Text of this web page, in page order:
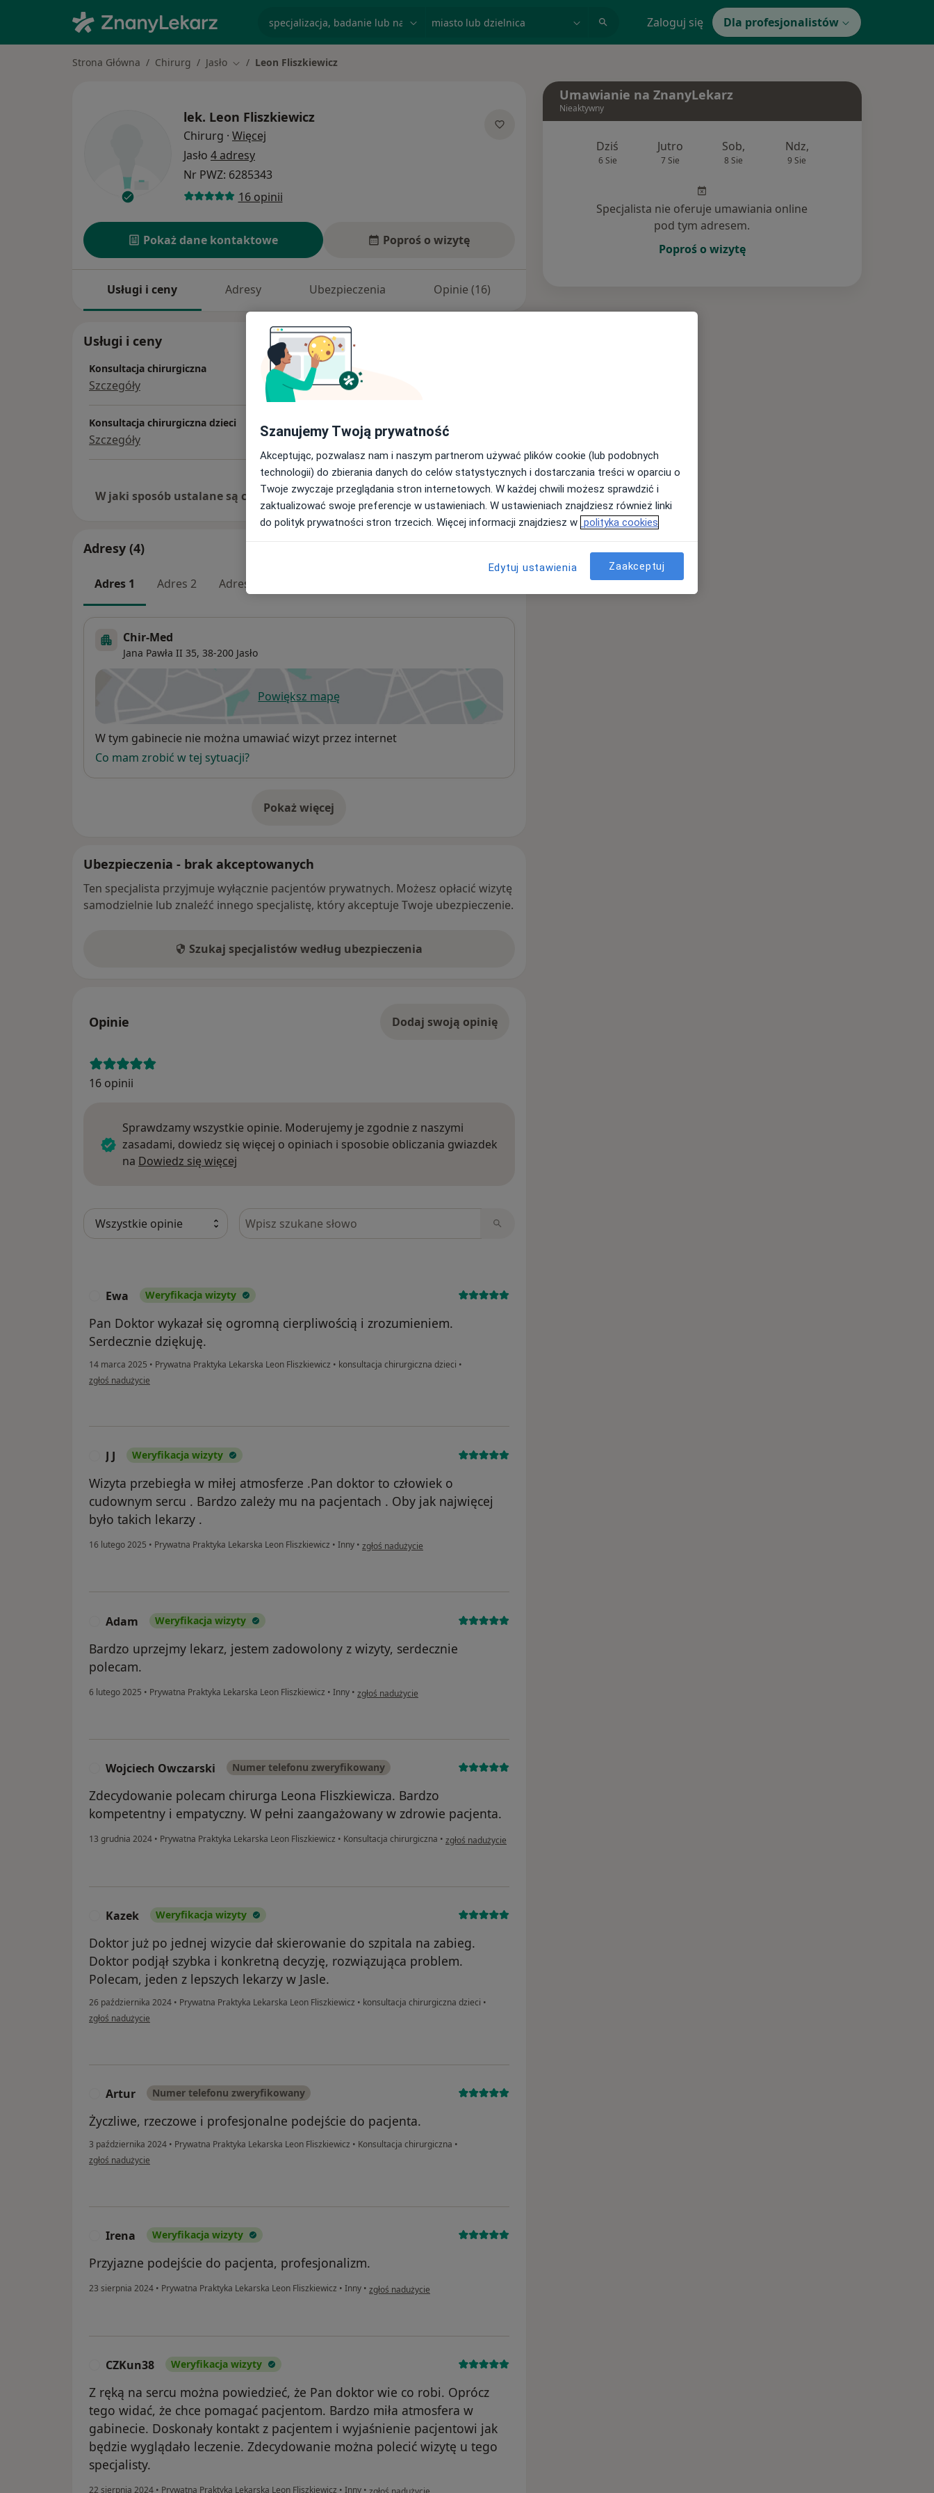
Zaloguj się Dla profesjonalistów
Strona Główna Chirurg Jasło Zmień miasto
Leon Fliszkiewicz
lek. Leon Fliszkiewicz
Chirurg · Więcej
Jasło 4 adresy
Nr PWZ: 6285343
16 opinii
Pokaż dane kontaktowe Poproś o wizytę
Usługi i ceny Adresy Ubezpieczenia Opinie (16)
Usługi i ceny
Konsultacja chirurgiczna
Szczegóły
Konsultacja chirurgiczna dzieci
Szczegóły
W jaki sposób ustalane są ceny?
Adresy (4)
Adres 1 Adres 2 Adres 3
Chir-Med
Jana Pawła II 35, 38-200 Jasło
Powiększ mapęotwiera się w nowej karcie
Dostępność
W tym gabinecie nie można umawiać wizyt przez internet
Co mam zrobić w tej sytuacji?
Pokaż więcej
o adresie
Ubezpieczenia - brak akceptowanych
Ten specjalista przyjmuje wyłącznie pacjentów prywatnych. Możesz opłacić wizytę
samodzielnie lub znaleźć innego specjalistę, który akceptuje Twoje ubezpieczenie.
Szukaj specjalistów według ubezpieczenia
Opinie Dodaj swoją opinię
16 opinii
Sprawdzamy wszystkie opinie. Moderujemy je zgodnie z naszymi
zasadami, dowiedz się więcej o opiniach i sposobie obliczania gwiazdek
na Dowiedz się więcej
Szukaj w opiniach
Ewa Weryfikacja wizyty
Pan Doktor wykazał się ogromną cierpliwością i zrozumieniem.
Serdecznie dziękuję.
14 marca 2025 • Prywatna Praktyka Lekarska Leon Fliszkiewicz • konsultacja chirurgiczna dzieci •
w opinii użytkownika Ewa
zgłoś nadużycie
J J Weryfikacja wizyty
Wizyta przebiegła w miłej atmosferze .Pan doktor to człowiek o
cudownym sercu . Bardzo zależy mu na pacjentach . Oby jak najwięcej
było takich lekarzy .
16 lutego 2025 • Prywatna Praktyka Lekarska Leon Fliszkiewicz • Inny • w opinii użytkownika J J
zgłoś nadużycie
Adam Weryfikacja wizyty
Bardzo uprzejmy lekarz, jestem zadowolony z wizyty, serdecznie
polecam.
6 lutego 2025 • Prywatna Praktyka Lekarska Leon Fliszkiewicz • Inny • w opinii użytkownika Adam
zgłoś nadużycie
Wojciech Owczarski Numer telefonu zweryfikowany
Zdecydowanie polecam chirurga Leona Fliszkiewicza. Bardzo
kompetentny i empatyczny. W pełni zaangażowany w zdrowie pacjenta.
13 grudnia 2024 • Prywatna Praktyka Lekarska Leon Fliszkiewicz • Konsultacja chirurgiczna • w opinii użytkownika Wojciech Owczarski
zgłoś nadużycie
Kazek Weryfikacja wizyty
Doktor już po jednej wizycie dał skierowanie do szpitala na zabieg.
Doktor podjął szybka i konkretną decyzję, rozwiązująca problem.
Polecam, jeden z lepszych lekarzy w Jasle.
26 października 2024 • Prywatna Praktyka Lekarska Leon Fliszkiewicz • konsultacja chirurgiczna dzieci •
w opinii użytkownika Kazek
zgłoś nadużycie
Artur Numer telefonu zweryfikowany
Życzliwe, rzeczowe i profesjonalne podejście do pacjenta.
3 października 2024 • Prywatna Praktyka Lekarska Leon Fliszkiewicz • Konsultacja chirurgiczna •
w opinii użytkownika Artur
zgłoś nadużycie
Irena Weryfikacja wizyty
Przyjazne podejście do pacjenta, profesjonalizm.
23 sierpnia 2024 • Prywatna Praktyka Lekarska Leon Fliszkiewicz • Inny • w opinii użytkownika Irena
zgłoś nadużycie
CZKun38 Weryfikacja wizyty
Z ręką na sercu można powiedzieć, że Pan doktor wie co robi. Oprócz
tego widać, że chce pomagać pacjentom. Bardzo miła atmosfera w
gabinecie. Doskonały kontakt z pacjentem i wyjaśnienie pacjentowi jak
będzie wyglądało leczenie. Zdecydowanie można polecić wizytę u tego
specjalisty.
22 sierpnia 2024 • Prywatna Praktyka Lekarska Leon Fliszkiewicz • Inny • w opinii użytkownika CZKun38
Umawianie na ZnanyLekarz
Nieaktywny
Dziś
6 Sie
Jutro
7 Sie
Sob,
8 Sie
Ndz,
9 Sie
Specjalista nie oferuje umawiania online
pod tym adresem.
Poproś o wizytę
Szanujemy Twoją prywatność
Akceptując, pozwalasz nam i naszym partnerom używać plików cookie (lub podobnych
technologii) do zbierania danych do celów statystycznych i dostarczania treści w oparciu o
Twoje zwyczaje przeglądania stron internetowych. W każdej chwili możesz sprawdzić i
zaktualizować swoje preferencje w ustawieniach. W ustawieniach znajdziesz również linki
do polityk prywatności stron trzecich. Więcej informacji znajdziesz w polityka cookies
Edytuj ustawienia Zaakceptuj